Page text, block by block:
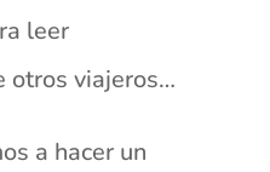
leer
otros viajeros…
a hacer un